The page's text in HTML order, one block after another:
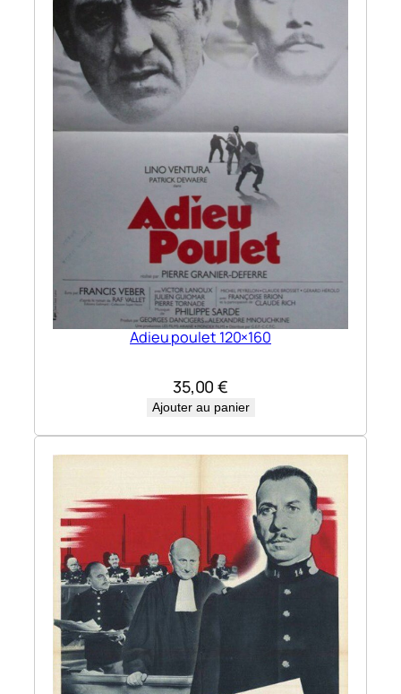
Adieu poulet 120×160
35,00€
Ajouter au panier